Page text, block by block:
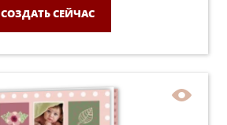
СОЗДАТЬ СЕЙЧАС